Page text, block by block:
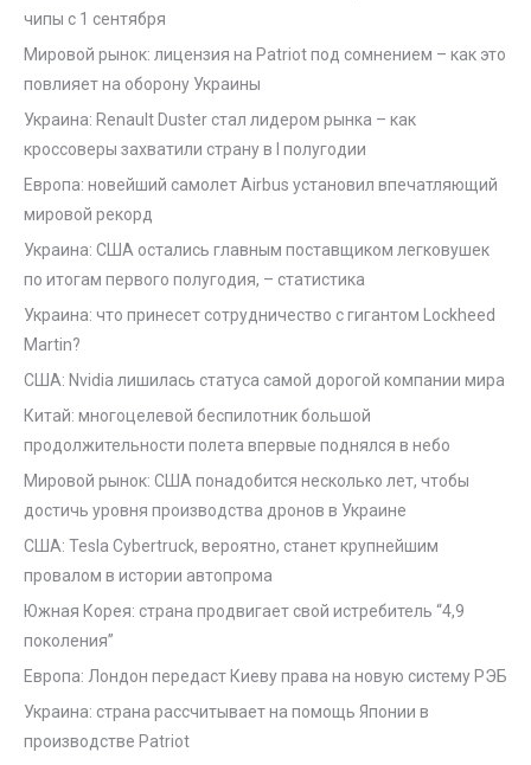
чипы с 1 сентября
Мировой рынок: лицензия на Patriot под сомнением – как это
повлияет на оборону Украины
Украина: Renault Duster стал лидером рынка – как
кроссоверы захватили страну в I полугодии
Европа: новейший самолет Airbus установил впечатляющий
мировой рекорд
Украина: США остались главным поставщиком легковушек
по итогам первого полугодия, – статистика
Украина: что принесет сотрудничество с гигантом Lockheed
Martin?
США: Nvidia лишилась статуса самой дорогой компании мира
Китай: многоцелевой беспилотник большой
продолжительности полета впервые поднялся в небо
Мировой рынок: США понадобится несколько лет, чтобы
достичь уровня производства дронов в Украине
США: Tesla Cybertruck, вероятно, станет крупнейшим
провалом в истории автопрома
Южная Корея: страна продвигает свой истребитель “4,9
поколения”
Европа: Лондон передаст Киеву права на новую систему РЭБ
Украина: страна рассчитывает на помощь Японии в
производстве Patriot